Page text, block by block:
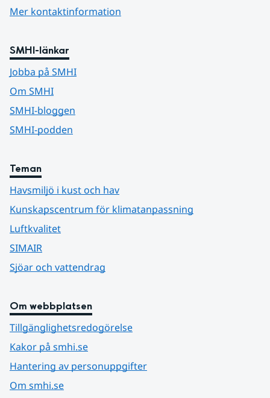
Mer kontaktinformation
SMHI-länkar
Jobba på SMHI
Om SMHI
SMHI-bloggen
SMHI-podden
Teman
Havsmiljö i kust och hav
Kunskapscentrum för klimatanpassning
Luftkvalitet
SIMAIR
Sjöar och vattendrag
Om webbplatsen
Tillgänglighetsredogörelse
Kakor på smhi.se
Hantering av personuppgifter
Om smhi.se